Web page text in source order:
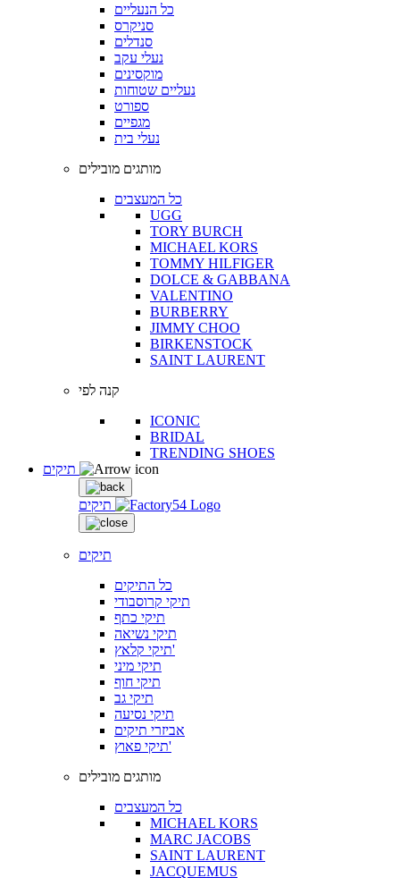
כל הנעליים
סניקרס
סנדלים
נעלי עקב
מוקסינים
נעליים שטוחות
ספורט
מגפיים
נעלי בית
מותגים מובילים
כל המעצבים
UGG
TORY BURCH
MICHAEL KORS
TOMMY HILFIGER
DOLCE & GABBANA
VALENTINO
BURBERRY
JIMMY CHOO
BIRKENSTOCK
SAINT LAURENT
קנה לפי
ICONIC
BRIDAL
TRENDING SHOES
תיקים
תיקים
כל התיקים
תיקי קרוסבודי
תיקי כתף
תיקי נשיאה
תיקי קלאץ'
תיקי מיני
תיקי חוף
תיקי גב
תיקי נסיעה
אביזרי תיקים
תיקי פאוץ'
מותגים מובילים
כל המעצבים
MICHAEL KORS
MARC JACOBS
SAINT LAURENT
JACQUEMUS